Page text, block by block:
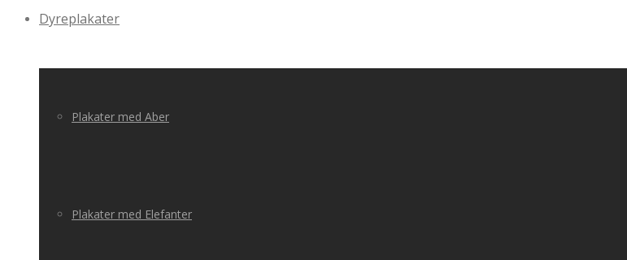
Dyreplakater
Plakater med Aber
Plakater med Elefanter